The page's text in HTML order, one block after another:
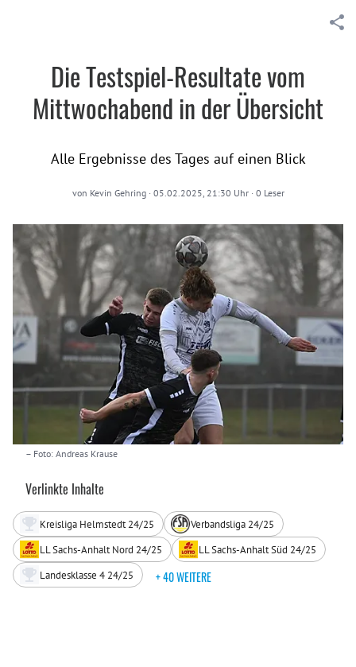
Die Testspiel-Resultate vom
Mittwochabend in der Übersicht
Alle Ergebnisse des Tages auf einen Blick
von Kevin Gehring· 05.02.2025, 21:30 Uhr· 0 Leser
– Foto: Andreas Krause
Verlinkte Inhalte
Kreisliga Helmstedt 24/25
Verbandsliga 24/25
LL Sachs-Anhalt Nord 24/25
LL Sachs-Anhalt Süd 24/25
Landesklasse 4 24/25
+ 40 WEITERE